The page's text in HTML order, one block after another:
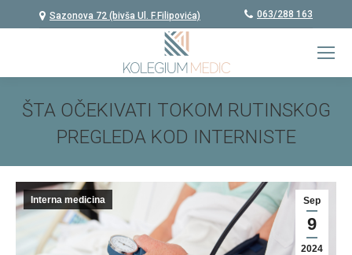
Sazonova 72 (bivša Ul. F.Filipovića) 063/288 163
ŠTA OČEKIVATI TOKOM RUTINSKOG
PREGLEDA KOD INTERNISTE
Sep
9
2024
Interna medicina